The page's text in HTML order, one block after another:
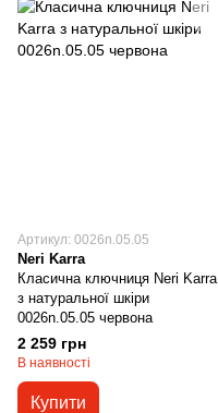
Артикул: 0026n.05.05
Neri Karra
Класична ключниця Neri Karra
з натуральної шкіри
0026n.05.05 червона
2 259 грн
В наявності
Купити